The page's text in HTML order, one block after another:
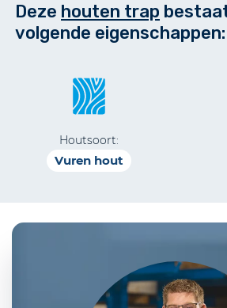
Deze houten trap
volgende eigenschappen:
Houtsoort:
Vuren hout